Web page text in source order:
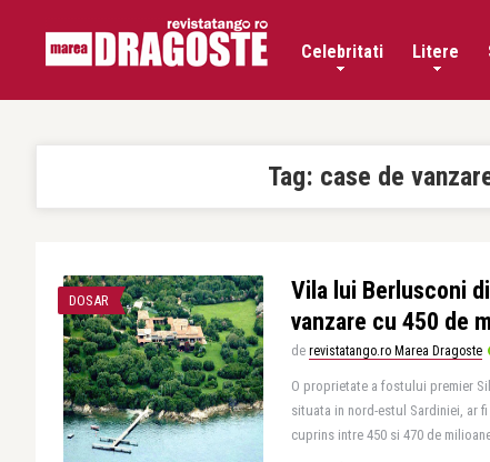
Celebritati Litere
Tag: case de
DOSAR
Vila lui Berlusconi
vanzare cu 450 de
de revistatango.ro Marea Dragoste
O proprietate a fostului premier
situata in nord-estul Sardiniei, ar
cuprins intre 450 si 470 de